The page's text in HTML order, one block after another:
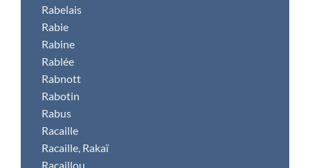
Rabelais
Rabie
Rabine
Rablée
Rabnott
Rabotin
Rabus
Racaille
Racaille, Rakaï
Racaillou